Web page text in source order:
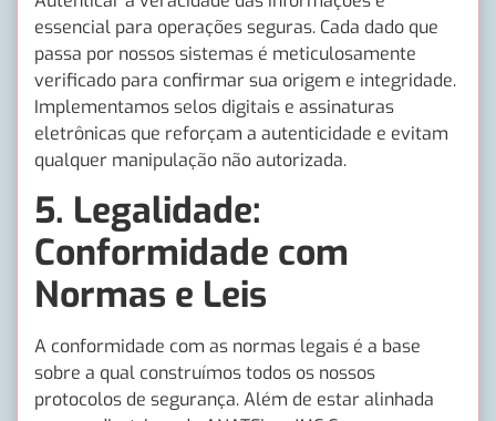
essencial para operações seguras. Cada dado que
passa por nossos sistemas é meticulosamente
verificado para confirmar sua origem e integridade.
Implementamos selos digitais e assinaturas
eletrônicas que reforçam a autenticidade e evitam
qualquer manipulação não autorizada.
5. Legalidade:
Conformidade com
Normas e Leis
A conformidade com as normas legais é a base
sobre a qual construímos todos os nossos
protocolos de segurança. Além de estar alinhada